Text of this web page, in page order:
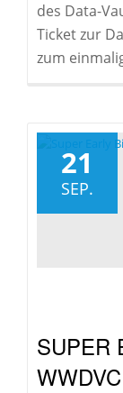
des Data-
Ticket zur
zum
21
SEP.
SUPER
WWDVC